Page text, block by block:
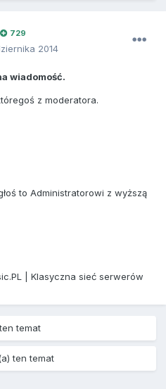
729
2014
wiadomość.
z moderatora.
to Administratorowi z wyższą
| Klasyczna sieć serwerów
temat
ten temat